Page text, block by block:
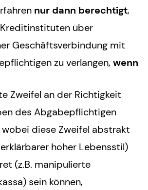
nur dann berechtigt,
über
Geschäftsverbindung mit
zu verlangen, wenn
Zweifel an der Richtigkeit
des Abgabepflichtigen
diese Zweifel abstrakt
hoher Lebensstil)
(z.B. manipulierte
sein können,